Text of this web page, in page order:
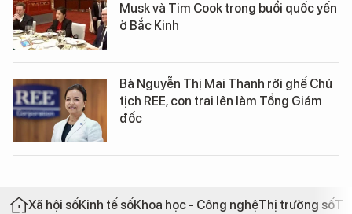
Musk và Tim Cook trong buổi quốc yến
ở Bắc Kinh
Bà Nguyễn Thị Mai Thanh rời ghế Chủ
tịch REE, con trai lên làm Tổng Giám
đốc
Xã hội sốKinh tế sốKhoa học - Công nghệThị trường số